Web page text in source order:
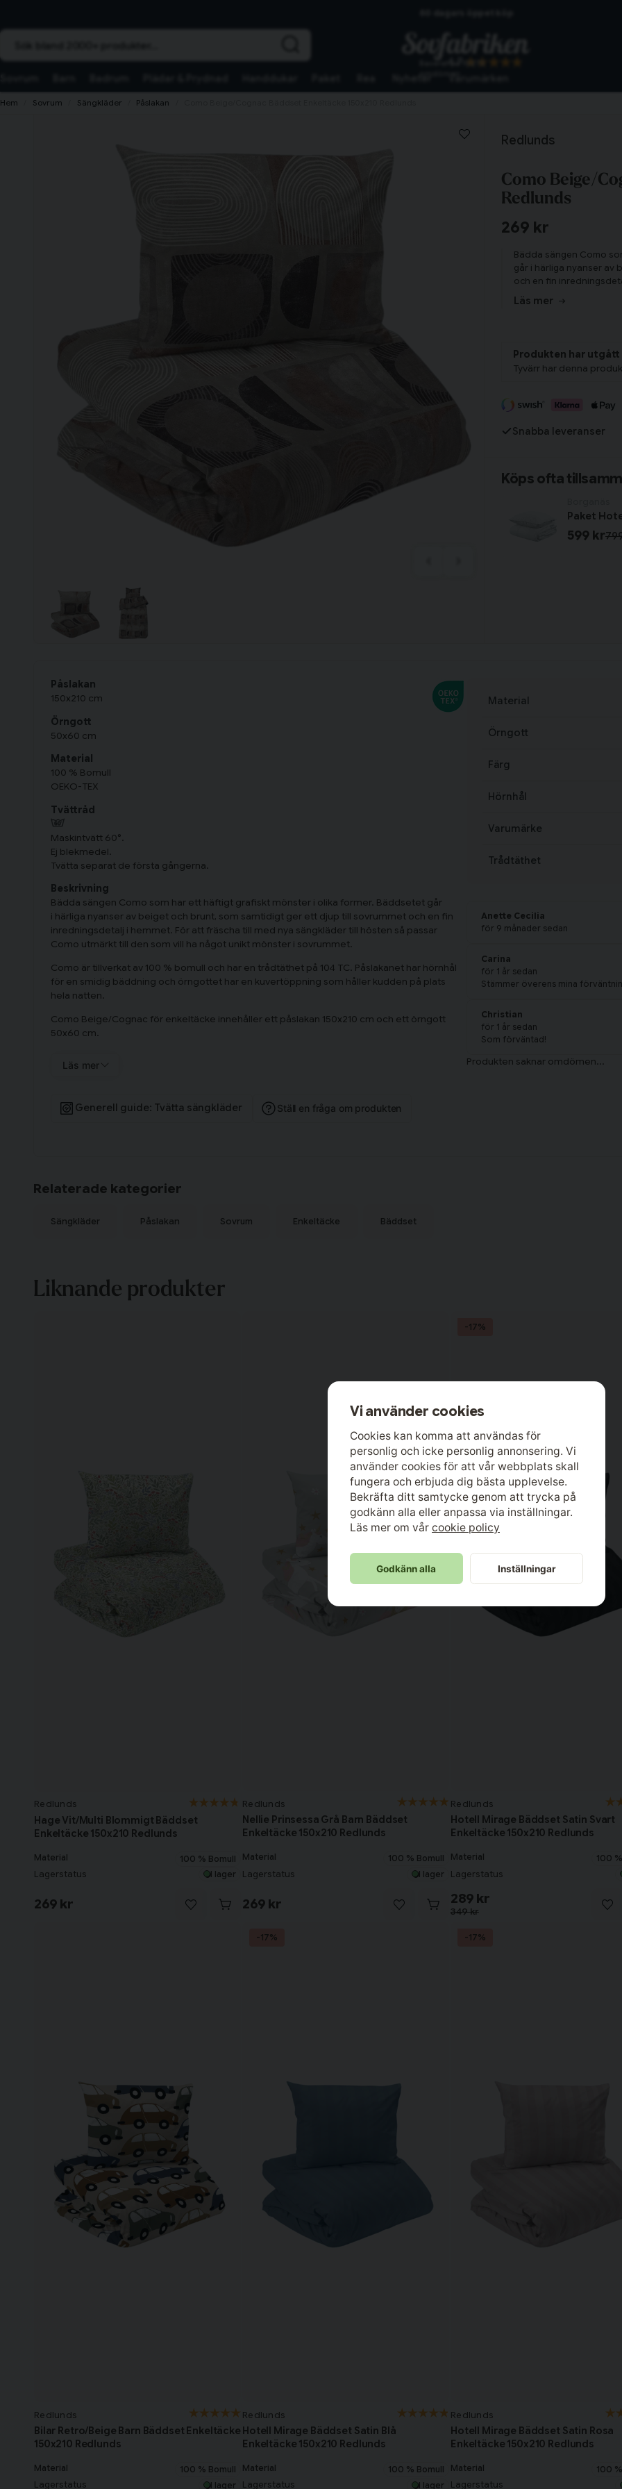
Skickas från lagret i Vinslöv
Hem Sovrum Sängkläder Påslakan
Redlunds
Como Beige/
Redlunds
269 kr
Bädda sängen Como
går i härliga nyanser av
och en fin
hösten så passar
Läs mer
Produkten har utgått
Tyvärr har denna
Snabba leveranser
Köps ofta
599 kr
Påslakan
150x210 cm
Örngott
50x60 cm
Material
100 % Bomull
OEKO-TEX
Tvättråd
Maskintvätt 60°.
Ej blekmedel.
Tvätta separat de första gångerna.
Beskrivning
Bädda sängen Como som har ett häftigt grafiskt mönster i olika former. Bäddsetet går
i härliga nyanser av beiget och brunt, som samtidigt ger ett djup till sovrummet och en fin
inredningsdetalj i hemmet. För att fräscha till med nya sängkläder till hösten så passar
Como utmärkt till den som vill ha något unikt mönster i sovrummet.
Como är tillverkat av 100 % bomull och har en trådtäthet på 104 TC. Påslakanet har hörnhål
för en smidig bäddning och örngottet har en kuvertöppning som håller kudden på plats
hela natten.
Como Beige/Cognac för enkeltäcke innehåller ett påslakan 150x210 cm och ett örngott
50x60 cm.
Läs mer
Generell guide: Tvätta sängkläder Ställ en fråga om produkten
Material
Örngott
Färg
Hörnhål
Varumärke
Trådtäthet
Anette Cecilia
för 9 månader sedan
Carina
för 1 år sedan
Stämmer överens mina
Christian
för 1 år sedan
Som förväntad!
Relaterade kategorier
Sängkläder Påslakan Sovrum Enkeltäcke Bäddset
Liknande produkter
Redlunds
Hage Vit/Multi Blommigt Bäddset
Enkeltäcke 150x210 Redlunds
Material 100 % Bomull
Lagerstatus I lager
269 kr
Redlunds
Nellie Prinsessa Grå Barn Bäddset
Enkeltäcke 150x210 Redlunds
Material 100 % Bomull
Lagerstatus I lager
269 kr
Redlunds
Hotell Mirage Bäddset Satin Svart
Enkeltäcke 150x210 Redlunds
Material 100
Lagerstatus
349 kr
289 kr
-17%
Redlunds
Bilar Retro/Beige Barn Bäddset Enkeltäcke
150x210 Redlunds
Material 100 % Bomull
Lagerstatus I lager
Redlunds
Hotell Mirage Bäddset Satin Blå
Enkeltäcke 150x210 Redlunds
Material 100 % Bomull
Lagerstatus I lager
-17%
Redlunds
Hotell Mirage Bäddset Satin Rosa
Enkeltäcke 150x210 Redlunds
Material 100
Lagerstatus
-17%
Har du alla tillbehör?
Fortsätt handla
Vi använder cookies
Cookies kan komma att användas för
personlig och icke personlig annonsering. Vi
använder cookies för att vår webbplats skall
fungera och erbjuda dig bästa upplevelse.
Bekräfta ditt samtycke genom att trycka på
godkänn alla eller anpassa via inställningar.
Läs mer om vår cookie policy
Godkänn alla Inställningar